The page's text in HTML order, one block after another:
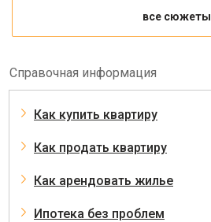
все сюжеты
Справочная информация
Как купить квартиру
Как продать квартиру
Как арендовать жилье
Ипотека без проблем